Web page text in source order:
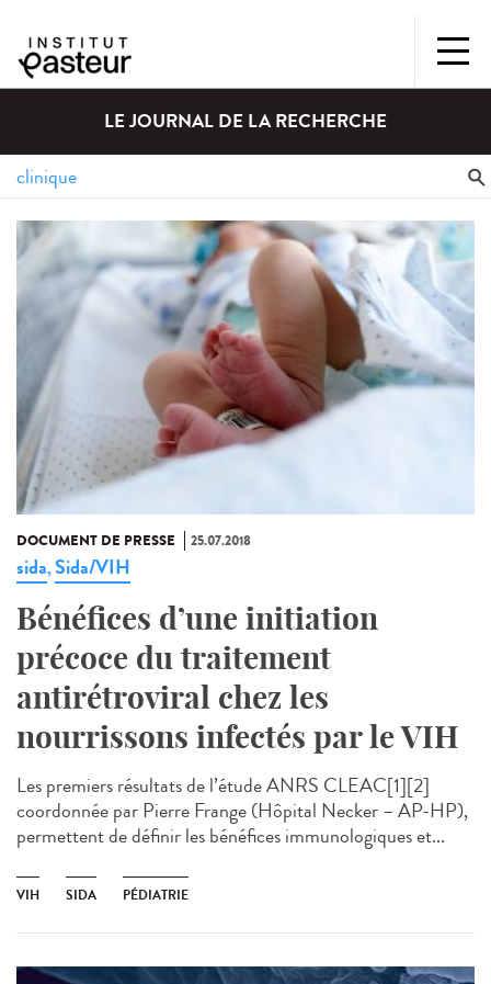
LE JOURNAL DE LA RECHERCHE
DOCUMENT DE PRESSE 25.07.2018
sida,Sida/VIH
Bénéfices d’une initiation
précoce du traitement
antirétroviral chez les
nourrissons infectés par le VIH
Les premiers résultats de l’étude ANRS CLEAC[1][2]
coordonnée par Pierre Frange (Hôpital Necker – AP-HP),
permettent de définir les bénéfices immunologiques et...
VIH SIDA PÉDIATRIE